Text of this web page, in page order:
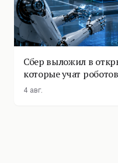
Сбер выложил в
которые учат
4 авг.